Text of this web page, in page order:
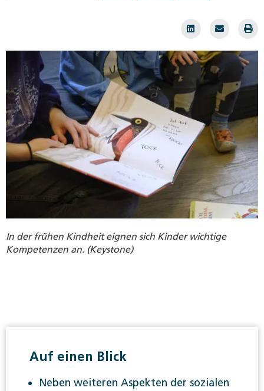
In der frühen Kindheit eignen sich Kinder wichtige
Kompetenzen an. (Keystone)
Auf einen Blick
Neben weiteren Aspekten der sozialen